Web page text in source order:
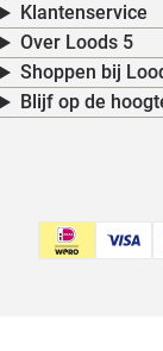
Klantenservice
Over Loods 5
Shoppen bij
Blijf op de